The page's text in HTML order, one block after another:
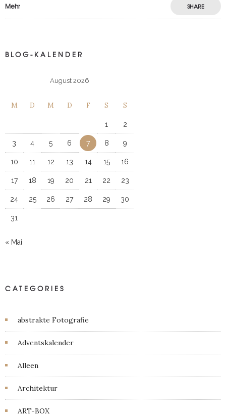
Mehr SHARE
BLOG-KALENDER
August 2026
M D M D F S S
1 2
3 4 5 6 7 8 9
10 11 12 13 14 15 16
17 18 19 20 21 22 23
24 25 26 27 28 29 30
31
« Mai
CATEGORIES
abstrakte Fotografie
Adventskalender
Alleen
Architektur
ART-BOX